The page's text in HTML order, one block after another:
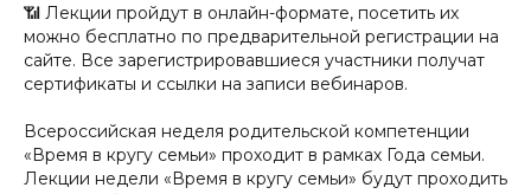
📶 Лекции пройдут в онлайн-формате, посетить их
можно бесплатно по предварительной регистрации на
сайте. Все зарегистрировавшиеся участники получат
сертификаты и ссылки на записи вебинаров.
Всероссийская неделя родительской компетенции
«Время в кругу семьи» проходит в рамках Года семьи.
Лекции недели «Время в кругу семьи» будут проходить